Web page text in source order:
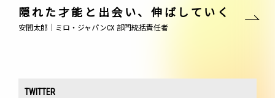
隠れた才能と出会い、伸ばしていく
安間太郎｜ミロ・ジャパンCX 部門統括責任者
TWITTER